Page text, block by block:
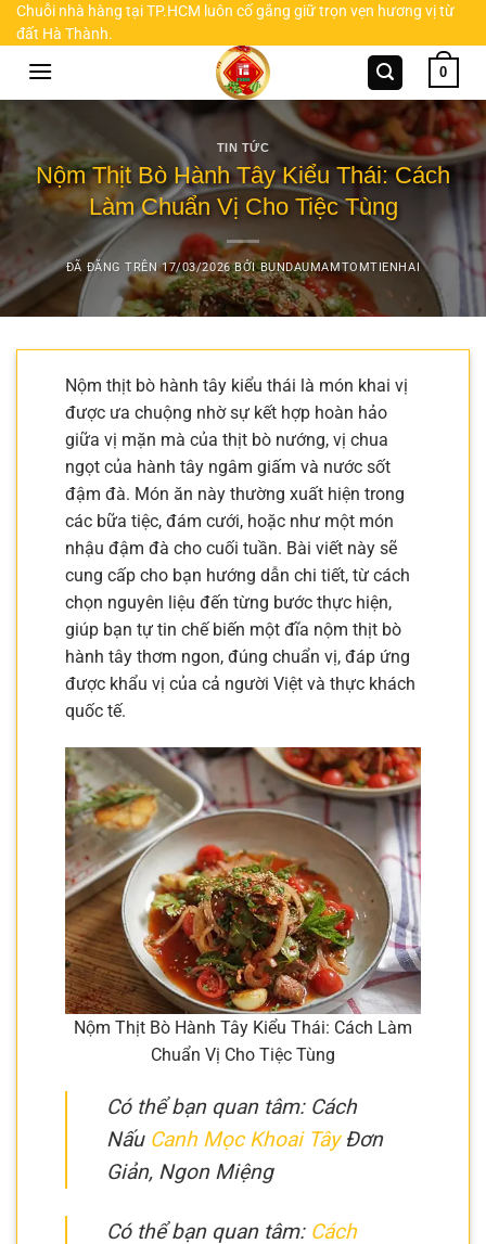
Chuyển
đến
Chuỗi nhà hàng tại TP.HCM luôn cố gắng giữ trọn vẹn hương vị từ
đất Hà Thành.
0
TIN TỨC
Nộm Thịt Bò Hành Tây Kiểu Thái: Cách
Làm Chuẩn Vị Cho Tiệc Tùng
ĐÃ ĐĂNG TRÊN17/03/2026 BỞIBUNDAUMAMTOMTIENHAI
Nộm thịt bò hành tây kiểu thái là món khai vị
được ưa chuộng nhờ sự kết hợp hoàn hảo
giữa vị mặn mà của thịt bò nướng, vị chua
ngọt của hành tây ngâm giấm và nước sốt
đậm đà. Món ăn này thường xuất hiện trong
các bữa tiệc, đám cưới, hoặc như một món
nhậu đậm đà cho cuối tuần. Bài viết này sẽ
cung cấp cho bạn hướng dẫn chi tiết, từ cách
chọn nguyên liệu đến từng bước thực hiện,
giúp bạn tự tin chế biến một đĩa nộm thịt bò
hành tây thơm ngon, đúng chuẩn vị, đáp ứng
được khẩu vị của cả người Việt và thực khách
quốc tế.
Nộm Thịt Bò Hành Tây Kiểu Thái: Cách Làm
Chuẩn Vị Cho Tiệc Tùng
Có thể bạn quan tâm: Cách
Nấu Canh Mọc Khoai TâyĐơn
Giản, Ngon Miệng
Có thể bạn quan tâm: Cách